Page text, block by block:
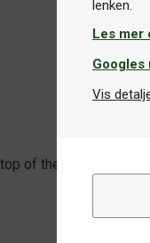
Les mer
Vis
of the line